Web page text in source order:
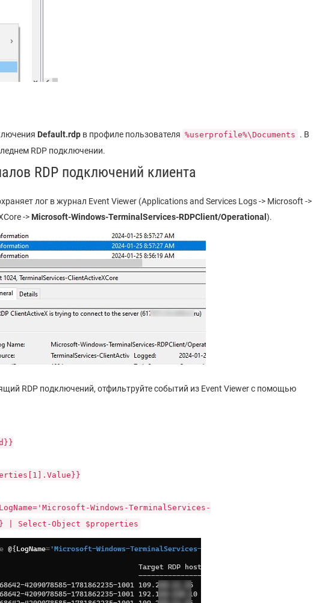
Default.rdp в профиле пользователя %userprofile%\Documents . В
RDP подключении.
RDP подключений клиента
лог в журнал Event Viewer (Applications and Services Logs -> Microsoft ->
-> Microsoft-Windows-TerminalServices-RDPClient/Operational ).
RDP подключений, отфильтруйте событий из Event Viewer с помощью
Windows-TerminalServices-
| Select-Object $properties